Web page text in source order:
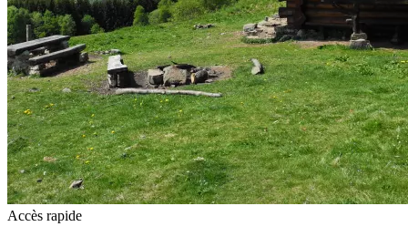
Accès rapide